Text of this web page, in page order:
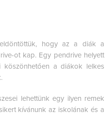
hogy az a diák a
ot kap. Egy pendrive helyett
a diákok lelkes
lehettünk egy ilyen remek
kívánunk az iskolának és a